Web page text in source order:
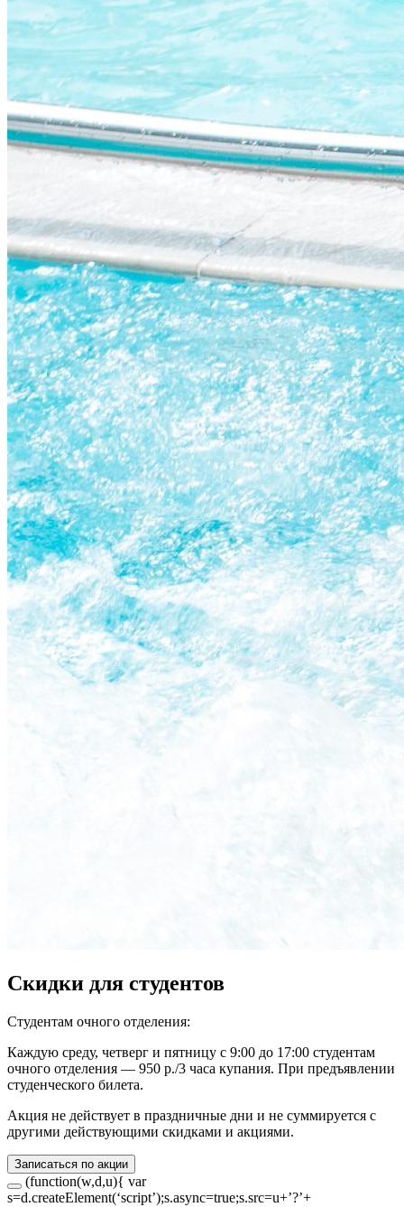
Скидки для студентов
Студентам очного отделения:
Каждую среду, четверг и пятницу с 9:00 до 17:00 студентам
очного отделения — 950 р./3 часа купания. При предъявлении
студенческого билета.
Акция не действует в праздничные дни и не суммируется с
другими действующими скидками и акциями.
Записаться по акции
(function(w,d,u){ var
s=d.createElement(‘script’);s.async=true;s.src=u+’?’+